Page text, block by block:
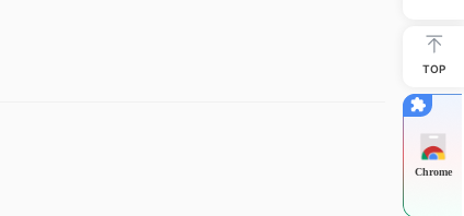
TOP
Chrome